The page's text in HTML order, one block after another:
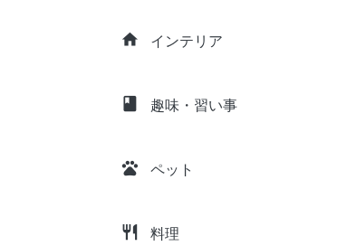
home インテリア
class 趣味・習い事
pets ペット
restaurant 料理